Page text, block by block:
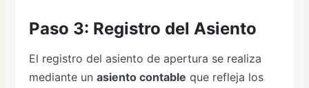
Paso 3: Registro del Asiento
El registro del asiento de apertura se realiza
mediante un asiento contable que refleja los